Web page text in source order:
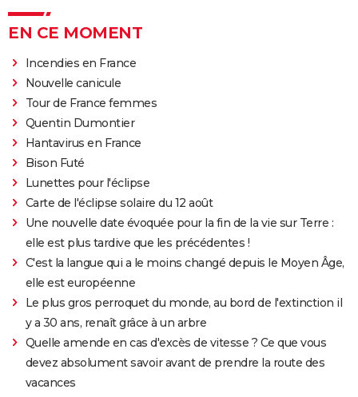
EN CE MOMENT
Incendies en France
Nouvelle canicule
Tour de France femmes
Quentin Dumontier
Hantavirus en France
Bison Futé
Lunettes pour l'éclipse
Carte de l'éclipse solaire du 12 août
Une nouvelle date évoquée pour la fin de la vie sur Terre :
elle est plus tardive que les précédentes !
C'est la langue qui a le moins changé depuis le Moyen Âge,
elle est européenne
Le plus gros perroquet du monde, au bord de l'extinction il
y a 30 ans, renaît grâce à un arbre
Quelle amende en cas d'excès de vitesse ? Ce que vous
devez absolument savoir avant de prendre la route des
vacances